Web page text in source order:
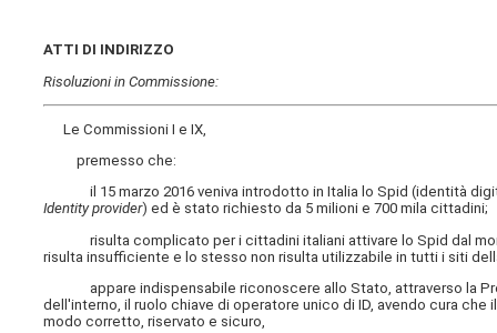
ATTI DI INDIRIZZO
Risoluzioni in Commissione:
Le Commissioni I e IX,
premesso che:
il 15 marzo 2016 veniva introdotto in Italia lo Spid (identità
Identity provider) ed è stato richiesto da 5 milioni e 700 mila cittadini;
risulta complicato per i cittadini italiani attivare lo Spid dal
risulta insufficiente e lo stesso non risulta utilizzabile in tutti i siti
appare indispensabile riconoscere allo Stato, attraverso la
dell'interno, il ruolo chiave di operatore unico di ID, avendo cura
modo corretto, riservato e sicuro,